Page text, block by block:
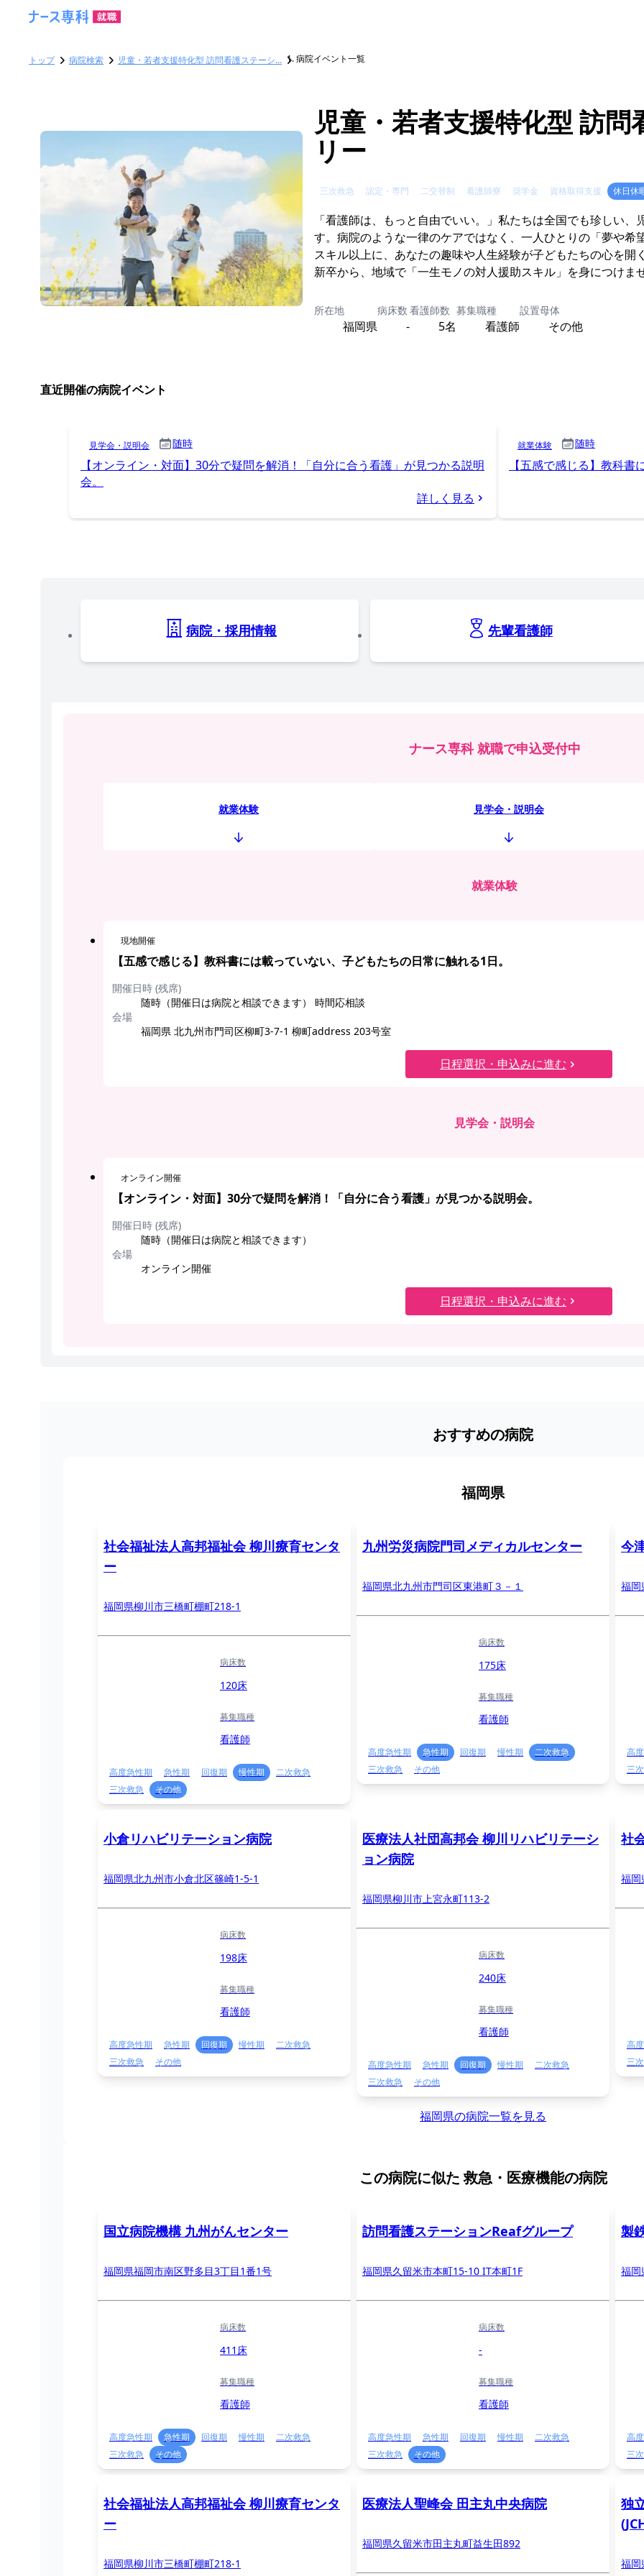
トップ 病院検索 児童・若者支援特化型 訪問看護ステーシ… 病院イベント一覧
児童・若者支援特化型 訪
リー
三次救急 認定・専門 二交替制 看護師寮 奨学金 資格取得支援 休日休
「看護師は、もっと自由でいい。」私たちは全国でも珍しい
す。病院のような一律のケアではなく、一人ひとりの「夢や
スキル以上に、あなたの趣味や人生経験が子どもたちの心を
所在地
福岡県
病床数
-
看護師数
5名
募集職種
看護師
設置母体
その他
直近開催の病院イベント
見学会・説明会 随時
【オンライン・対面】30分で疑問を解消！「自分に合う看護」が見つかる説明
会。
詳しく見る
就業体験 随時
【五感で感じる】教科
病院・採用情報 先輩看護師
ナース専科 就職で申込受付中
就業体験 見学会・説明会
就業体験
現地開催
【五感で感じる】教科書には載っていない、子どもたちの日常に触れる1日。
開催日時 (残席)
随時（開催日は病院と相談できます） 時間応相談
会場
福岡県 北九州市門司区柳町3-7-1 柳町address 203号室
日程選択・申込みに進む
見学会・説明会
オンライン開催
【オンライン・対面】30分で疑問を解消！「自分に合う看護」が見つかる説明会。
開催日時 (残席)
随時（開催日は病院と相談できます）
会場
オンライン開催
日程選択・申込みに進む
おすすめの病院
福岡県
社会福祉法人高邦福祉会 柳川療育センタ
ー
福岡県柳川市三橋町棚町218-1
病床数
120床
募集職種
看護師
高度急性期 急性期 回復期 慢性期
二次救急
三次救急
その他
九州労災病院門司メディカルセンター
福岡県北九州市門司区東港町３－１
病床数
175床
募集職種
看護師
高度急性期 急性期 回復期 慢性期
二次救急
三次救急
その他
今
福岡
高
三
小倉リハビリテーション病院
福岡県北九州市小倉北区篠崎1-5-1
病床数
198床
募集職種
看護師
高度急性期 急性期 回復期 慢性期
二次救急
三次救急
その他
医療法人社団高邦会 柳川リハビリテーシ
ョン病院
福岡県柳川市上宮永町113-2
病床数
240床
募集職種
看護師
高度急性期 急性期 回復期 慢性期
二次救急
三次救急
その他
社
福岡
高
三
福岡県の病院一覧を見る
この病院に似た 救急・医療機能の病院
国立病院機構 九州がんセンター
福岡県福岡市南区野多目3丁目1番1号
病床数
411床
募集職種
看護師
高度急性期 急性期 回復期 慢性期
二次救急
三次救急
その他
訪問看護ステーションReafグループ
福岡県久留米市本町15-10 IT本町1F
病床数
-
募集職種
看護師
高度急性期 急性期 回復期 慢性期
二次救急
三次救急
その他
製
福岡
高
三
社会福祉法人高邦福祉会 柳川療育センタ
ー
福岡県柳川市三橋町棚町218-1
医療法人聖峰会 田主丸中央病院
福岡県久留米市田主丸町益生田892
独
福岡